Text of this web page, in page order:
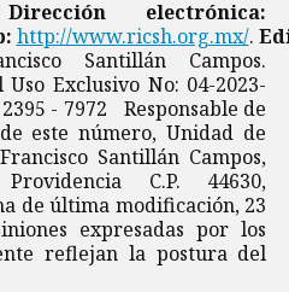
Dirección electrónica:
http://www.ricsh.org.mx/.
Santillán Campos.
Exclusivo No: 04-2023-
- 7972 Responsable de
este número, Unidad de
Santillán Campos,
C.P. 44630,
de última modificación, 23
expresadas por los
reflejan la postura del